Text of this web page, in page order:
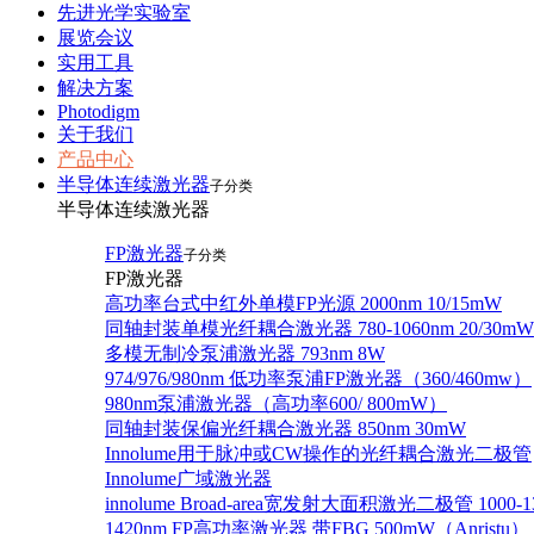
先进光学实验室
展览会议
实用工具
解决方案
Photodigm
关于我们
产品中心
半导体连续激光器子分类
半导体连续激光器
FP激光器子分类
FP激光器
高功率台式中红外单模FP光源 2000nm 10/15mW
同轴封装单模光纤耦合激光器 780-1060nm 20/30mW
多模无制冷泵浦激光器 793nm 8W
974/976/980nm 低功率泵浦FP激光器（360/460mw）
980nm泵浦激光器（高功率600/ 800mW）
同轴封装保偏光纤耦合激光器 850nm 30mW
Innolume用于脉冲或CW操作的光纤耦合激光二极管
Innolume广域激光器
innolume Broad-area宽发射大面积激光二极管 1000-
1420nm FP高功率激光器 带FBG 500mW（Anristu）